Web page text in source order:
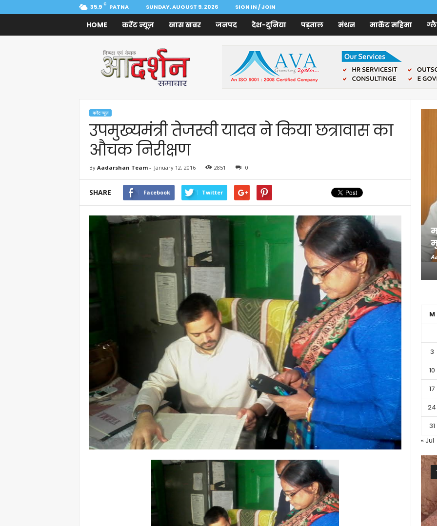
35.9 C PATNA SUNDAY, AUGUST 9, 2026 SIGN IN / JOIN
HOME करेंट न्यूज़ खास खबर जनपद देश-दुनिया पड़ताल मंथन मार्केट महिमा
Samachar
करेंट न्यूज़
उपमुख्यमंत्री तेजस्वी यादव ने किया छत्रावास का
औचक निरीक्षण
By Aadarshan Team- January 12, 2016 2851 0
SHARE Facebook Twitter
M
3
10
17
24
31
« Jul